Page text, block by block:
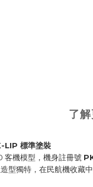
了
標準塗裝
客機模型，機身註冊號
型獨特，在民航機收藏